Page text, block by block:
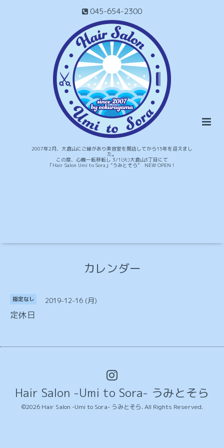
045-654-2300
2007年2月、大倉山にご縁があり美容室を開店してから15年を迎えまし
た。
この度、心機一転移転し 3/1(火)大倉山3丁目にて
「Hair Salon Umi to Sora」“うみとそら” NEW OPEN！
カレンダー
指定なし 2019-12-16 (月)
定休日
Hair Salon -Umi to Sora- うみとそら
©2026 Hair Salon -Umi to Sora- うみとそら. All Rights Reserved.